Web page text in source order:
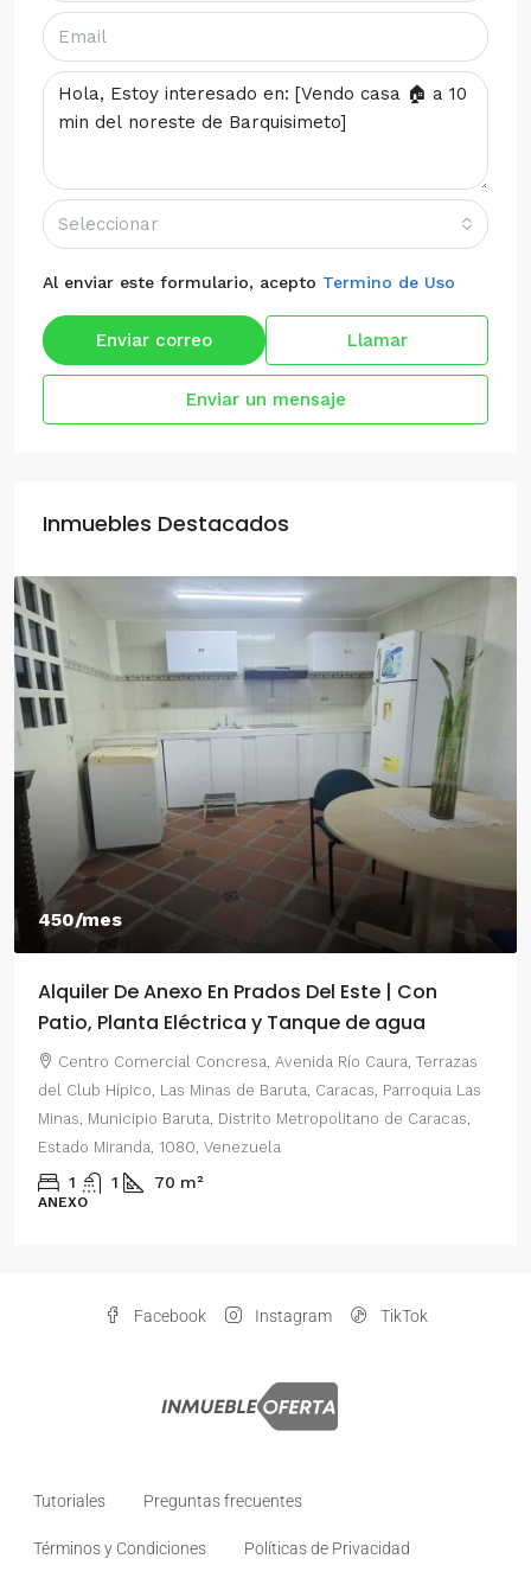
Seleccionar
Al enviar este formulario, acepto Termino de Uso
Enviar correo Llamar
Enviar un mensaje
Inmuebles Destacados
450/mes
Alquiler De Anexo En Prados Del Este | Con
Patio, Planta Eléctrica y Tanque de agua
Centro Comercial Concresa, Avenida Río Caura, Terrazas
del Club Hípico, Las Minas de Baruta, Caracas, Parroquia Las
Minas, Municipio Baruta, Distrito Metropolitano de Caracas,
Estado Miranda, 1080, Venezuela
1 1 70 m²
ANEXO
Facebook Instagram TikTok
Tutoriales Preguntas frecuentes
Términos y Condiciones Políticas de Privacidad